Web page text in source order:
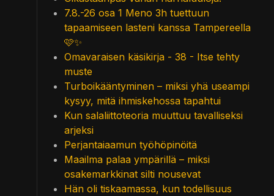
7.8.-26 osa 1 Meno 3h tuettuun
tapaamiseen lasteni kanssa Tampereella
🩷✨
Omavaraisen käsikirja - 38 - Itse tehty
muste
Turboikääntyminen – miksi yhä useampi
kysyy, mitä ihmiskehossa tapahtui
Kun salaliittoteoria muuttuu tavalliseksi
arjeksi
Perjantaiaamun työhöpinöitä
Maailma palaa ympärillä – miksi
osakemarkkinat silti nousevat
Hän oli tiskaamassa, kun todellisuus